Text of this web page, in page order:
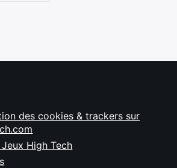
des cookies & trackers sur
Jeux High Tech